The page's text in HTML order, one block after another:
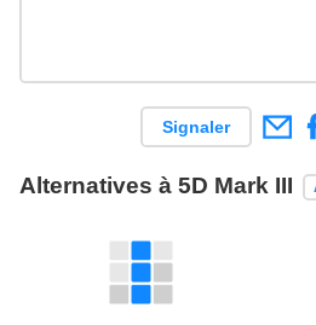
Signaler
Alternatives à 5D Mark III